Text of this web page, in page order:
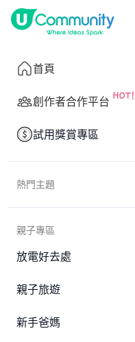
首頁
創作者合作平台
試用獎賞專區
熱門主題
親子專區
放電好去處
親子旅遊
新手爸媽